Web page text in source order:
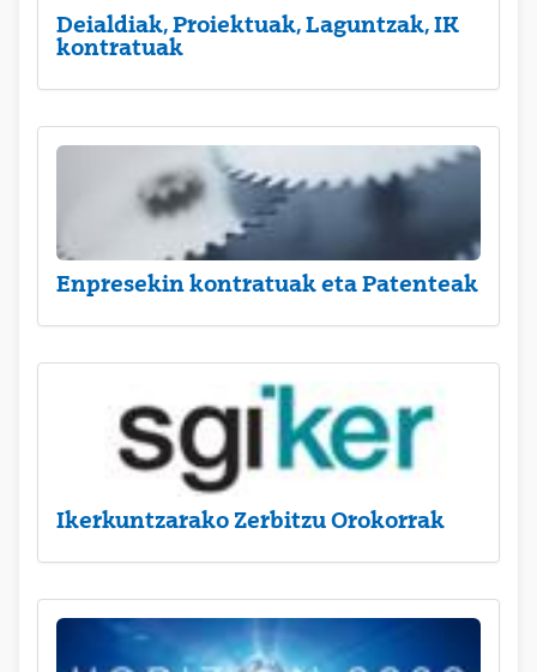
Deialdiak, Proiektuak, Laguntzak, IK
kontratuak
Enpresekin kontratuak eta Patenteak
Ikerkuntzarako Zerbitzu Orokorrak